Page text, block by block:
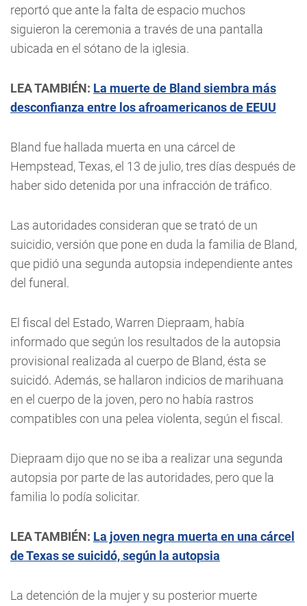
reportó que ante la falta de espacio muchos
siguieron la ceremonia a través de una pantalla
ubicada en el sótano de la iglesia.
LEA TAMBIÉN: La muerte de Bland siembra más
desconfianza entre los afroamericanos de EEUU
Bland fue hallada muerta en una cárcel de
Hempstead, Texas, el 13 de julio, tres días después de
haber sido detenida por una infracción de tráfico.
Las autoridades consideran que se trató de un
suicidio, versión que pone en duda la familia de Bland,
que pidió una segunda autopsia independiente antes
del funeral.
El fiscal del Estado, Warren Diepraam, había
informado que según los resultados de la autopsia
provisional realizada al cuerpo de Bland, ésta se
suicidó. Además, se hallaron indicios de marihuana
en el cuerpo de la joven, pero no había rastros
compatibles con una pelea violenta, según el fiscal.
Diepraam dijo que no se iba a realizar una segunda
autopsia por parte de las autoridades, pero que la
familia lo podía solicitar.
LEA TAMBIÉN: La joven negra muerta en una cárcel
de Texas se suicidó, según la autopsia
La detención de la mujer y su posterior muerte